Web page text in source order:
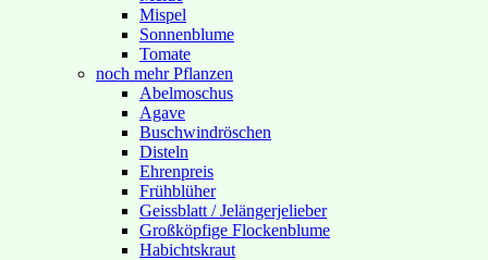
Mispel
Sonnenblume
Tomate
noch mehr Pflanzen
Abelmoschus
Agave
Buschwindröschen
Disteln
Ehrenpreis
Frühblüher
Geissblatt / Jelängerjelieber
Großköpfige Flockenblume
Habichtskraut